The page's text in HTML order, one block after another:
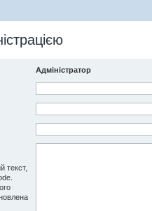
Адміністратор
текст,